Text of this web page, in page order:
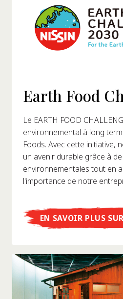
Earth Food
Le EARTH FOOD
environnemental à long
Foods. Avec cette initiative,
un avenir durable grâce à
environnementales tout en
l'importance de notre
EN SAVOIR PLUS